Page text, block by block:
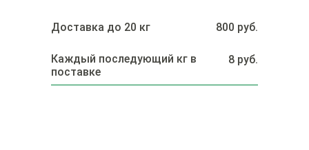
ОСТАВИТЬ ЗАЯВКУ
Доставка до 20 кг 800 руб.
Каждый последующий кг в
поставке
8 руб.